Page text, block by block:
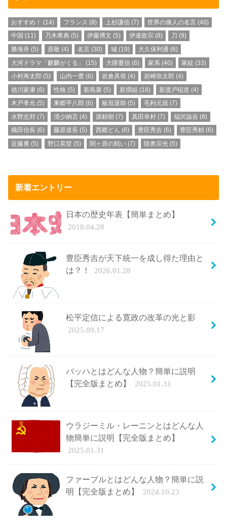
おすすめ！ (14) フランス (8) 上杉謙信(7) 世界の偉人の名言 (40)
中国 (11) 乃木希典(5) 伊藤博文 (5) 伊達政宗 (8) 刀 (9)
勝海舟 (5) 原敬 (4) 名言(30) 城 (19) 大久保利通 (6)
大河ドラマ「麒麟がくる」
(15) 大隈重信(6) 家系 (40) 家紋 (33)
小村寿太郎 (5) 山内一豊 (6) 岩倉具視(4) 岩崎弥太郎 (4)
徳川家康 (6) 性格 (5) 新島襄 (5) 新撰組 (18) 新渡戸稲造 (4)
木戸孝允 (5) 東郷平八郎 (6) 板垣退助 (5) 毛利元就 (7)
水野忠邦 (7) 清少納言(4) 源頼朝 (7) 真田幸村 (7) 福沢諭吉 (8)
織田信長 (6) 藤原道長(5) 西郷どん (6) 豊臣秀吉 (6) 豊臣秀頼 (6)
近藤勇 (5) 野口英世(5) 関ヶ原の戦い(7) 陸奥宗光 (5)
新着エントリー
日本の歴史年表【簡単まとめ】
2018.04.28
豊臣秀吉が天下統一を成し得た理由と
は？！
2026.01.28
松平定信による寛政の改革の光と影
2025.09.17
バッハとはどんな人物？簡単に説明
【完全版まとめ】
2025.01.31
ウラジーミル・レーニンとはどんな人
物簡単に説明【完全版まとめ】
2025.01.31
ファーブルとはどんな人物？簡単に説
明【完全版まとめ】
2024.10.23